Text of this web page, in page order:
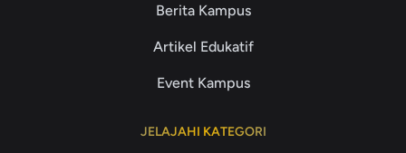
Berita Kampus
Artikel Edukatif
Event Kampus
JELAJAHI KATEGORI